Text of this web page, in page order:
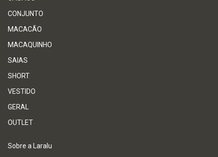
CONJUNTO
MACACÃO
MACAQUINHO
SAIAS
SHORT
VESTIDO
GERAL
OUTLET
Sobre a Laralu